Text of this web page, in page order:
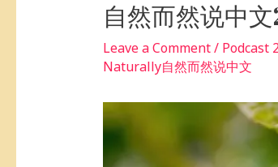
自然而然说中
Leave a Comment/ Podcast
Naturally自然而然说中文